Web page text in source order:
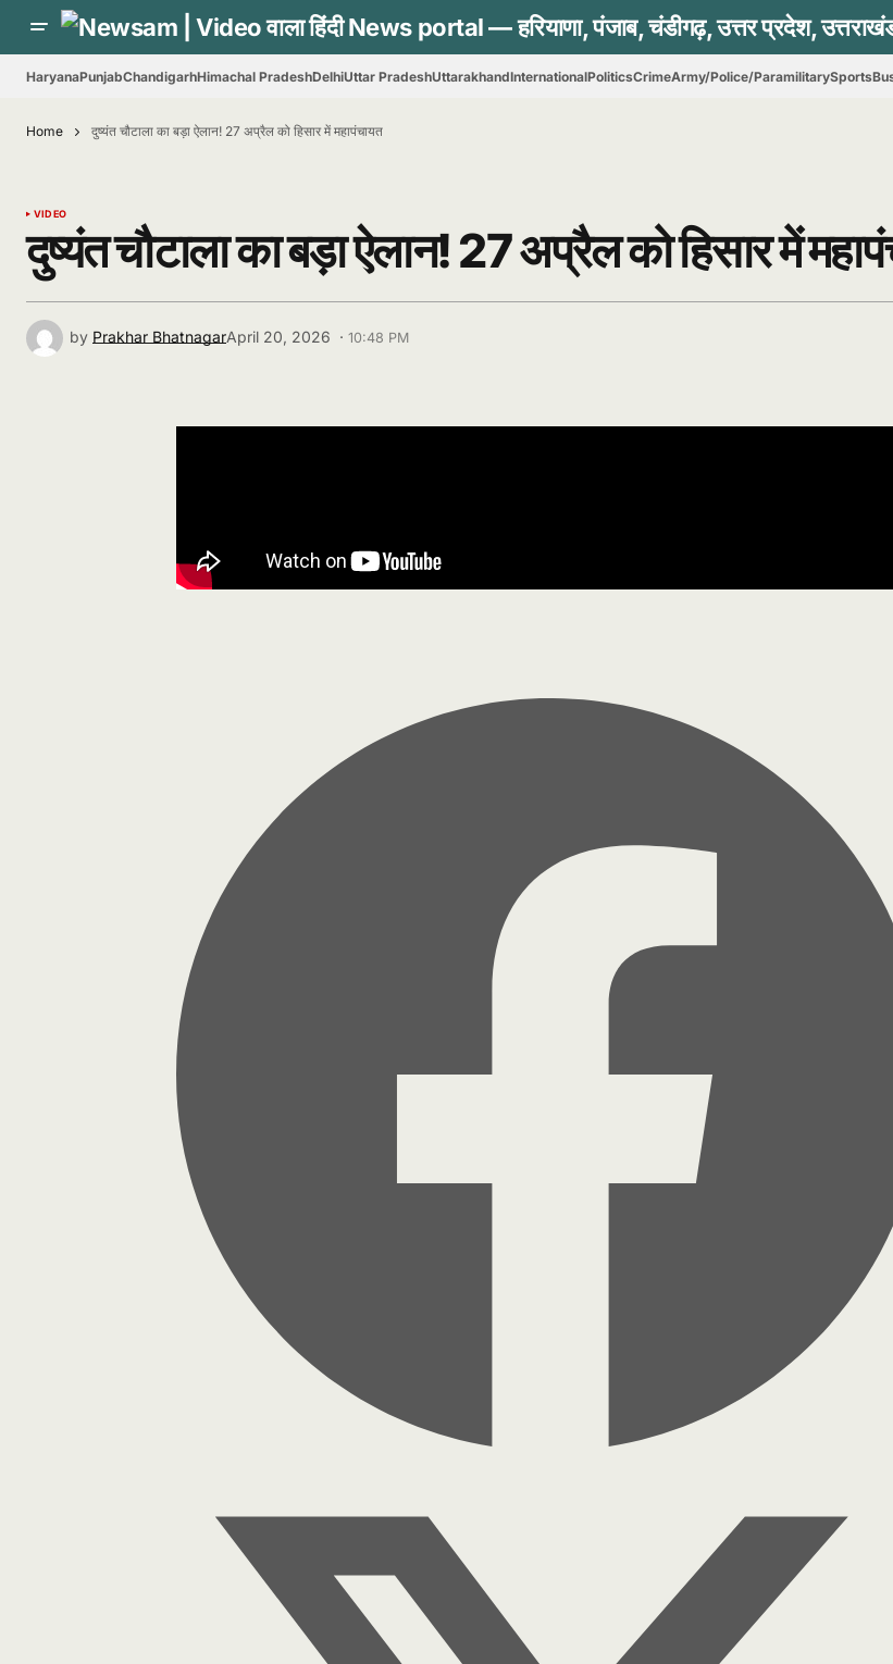
HaryanaPunjabChandigarhHimachal PradeshDelhiUttar PradeshUttarakhandInternationalPoliticsCrimeArmy/Police/ParamilitarySports
Home दुष्यंत चौटाला का बड़ा ऐलान! 27 अप्रैल को हिसार में महापंचायत
VIDEO
दुष्यंत चौटाला का बड़ा ऐलान! 27 अप्रैल को हिसार में
by Prakhar BhatnagarApril 20, 2026 · 10:48 PM